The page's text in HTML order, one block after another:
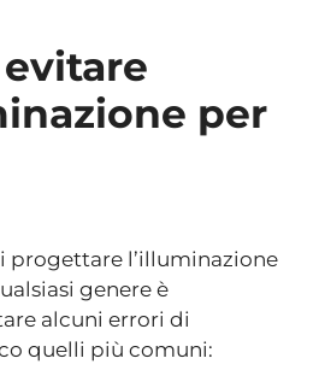
per
progettare l’illuminazione
genere è
alcuni errori di
quelli più comuni: